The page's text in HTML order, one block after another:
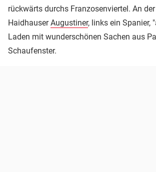
rückwärts durchs Franzosenviertel. An der
HaidhauserAugustiner, links ein Spanier,
Laden mit wunderschönen Sachen aus
Schaufenster.